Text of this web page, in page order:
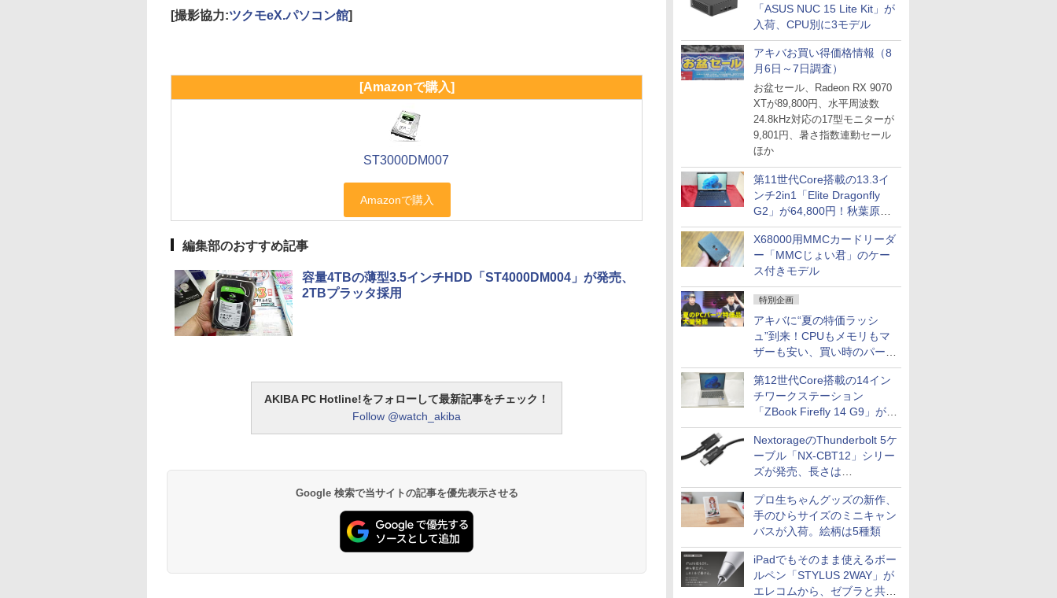
「ASUS NUC 15 Lite Kit」が
入荷、CPU別に3モデル
アキバお買い得価格情報（8
月6日～7日調査）
お盆セール、Radeon RX 9070
XTが89,800円、水平周波数
24.8kHz対応の17型モニターが
9,801円、暑さ指数連動セール
ほか
第11世代Core搭載の13.3イ
ンチ2in1「Elite Dragonfly
G2」が64,800円！秋葉原で
中古PCセール
X68000用MMCカードリーダ
ー「MMCじょい君」のケー
ス付きモデル
特別企画
アキバに“夏の特価ラッシ
ュ”到来！CPUもメモリもマ
ザーも安い、買い時のパーツ
は？【8月7日(金)22時配信】
第12世代Core搭載の14イン
チワークステーション
「ZBook Firefly 14 G9」が
79,800円！秋葉原で中古PC
セール
NextorageのThunderbolt 5ケ
ーブル「NX-CBT12」シリー
ズが発売、長さは
30cm/50cm/1mの3種類
プロ生ちゃんグッズの新作、
手のひらサイズのミニキャン
バスが入荷。絵柄は5種類
iPadでもそのまま使えるボー
ルペン「STYLUS 2WAY」が
エレコムから、ゼブラと共同
[撮影協力:ツクモeX.パソコン館]
[Amazonで購入]
ST3000DM007
編集部のおすすめ記事
容量4TBの薄型3.5インチHDD「ST4000DM004」が発売、
2TBプラッタ採用
AKIBA PC Hotline!をフォローして最新記事をチェック！
Follow @watch_akiba
Google 検索で当サイトの記事を優先表示させる